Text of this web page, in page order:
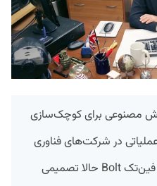
مصنوعی برای کوچک‌سازی
در شرکت‌های فناوری
فین‌تکBolt حالا تصمیمی